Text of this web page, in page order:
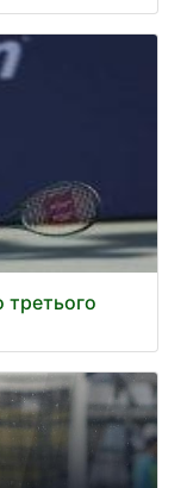
третього